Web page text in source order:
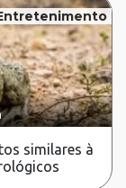
similares à